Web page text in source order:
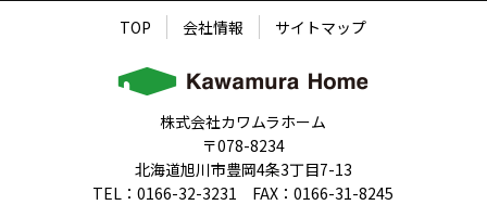
TOP 会社情報 サイトマップ
株式会社カワムラホーム
〒078-8234
北海道旭川市豊岡4条3丁目7-13
TEL：0166-32-3231 FAX：0166-31-8245